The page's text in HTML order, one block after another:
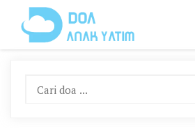
Content